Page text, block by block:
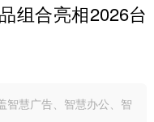
组合亮相2026台
智慧广告、智慧办公、智